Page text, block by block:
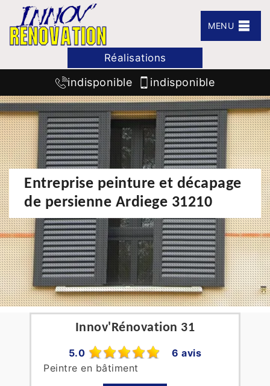
MENU
Réalisations
indisponible indisponible
Entreprise peinture et décapage
de persienne Ardiege 31210
Innov'Rénovation 31
5.0
6 avis
Peintre en bâtiment